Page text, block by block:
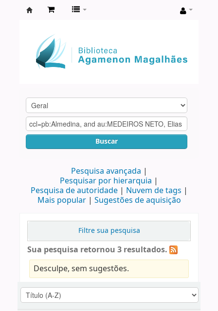
Agamenon
Magalhães
Buscar
Pesquisa avançada
Pesquisar por hierarquia
Pesquisa de autoridade
Nuvem de tags
Mais popular
Sugestões de aquisição
Filtre sua pesquisa
Sua pesquisa retornou 3 resultados.
Desculpe, sem sugestões.